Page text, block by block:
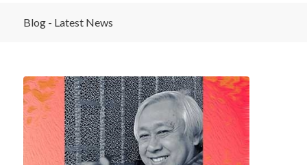
Blog - Latest News